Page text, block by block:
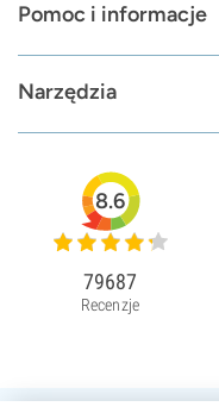
Pomoc i informacje
Narzędzia
8.6
79687
Recenzje